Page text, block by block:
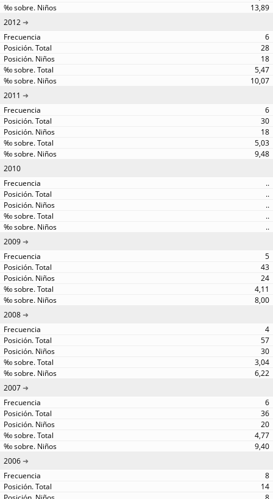
13,89
2012
6
28
18
5,47
10,07
2011
6
30
18
5,03
9,48
2010
..
..
..
..
..
2009
5
43
24
4,11
8,00
2008
4
57
30
3,04
6,22
2007
6
36
20
4,77
9,40
2006
8
14